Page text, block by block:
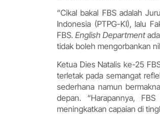
“Cikal bakal FBS adalah
Indonesia (PTPG-KI), lalu
FBS. English Department
tidak boleh mengorbankan
Ketua Dies Natalis ke-25
terletak pada semangat
sederhana namun
depan. “Harapannya,
meningkatkan capaian di